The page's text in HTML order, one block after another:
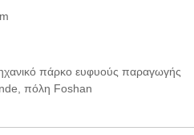
πάρκο ευφυούς παραγωγής
πόλη Foshan